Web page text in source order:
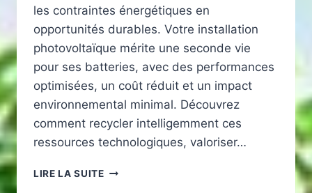
les contraintes énergétiques en
opportunités durables. Votre installation
photovoltaïque mérite une seconde vie
pour ses batteries, avec des performances
optimisées, un coût réduit et un impact
environnemental minimal. Découvrez
comment recycler intelligemment ces
ressources technologiques, valoriser…
LIRE LA SUITEUTILISER